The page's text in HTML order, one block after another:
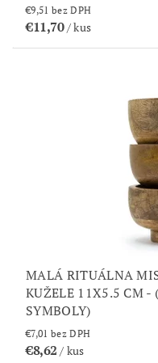
€9,51 bez DPH
€11,70/ kus
MALÁ RITUÁLNA
KUŽELE 11X5.5 CM -
SYMBOLY)
€7,01 bez DPH
€8,62/ kus